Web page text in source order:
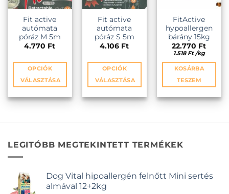
választhatók
ki
ki
Fit active
autómata
póráz M 5m
4.770 Ft
OPCIÓK
VÁLASZTÁSA
a
van.
termékoldalon
Fit active
autómata
póráz S 5m
4.106 Ft
OPCIÓK
VÁLASZTÁSA
a
van.
a
FitActive
hypoallergen
bárány 15kg
22.770 Ft
1.518 Ft /kg
KOSÁRBA
TESZEM
LEGITÓBB MEGTEKINTETT TERMÉKEK
Dog Vital hipoallergén felnőtt Mini sertés
almával 12+2kg